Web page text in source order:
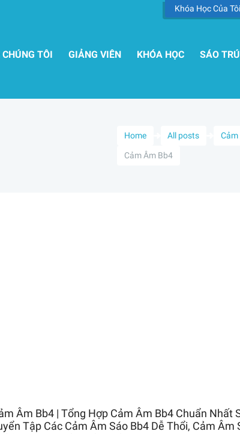
Khóa Học Của Tôi
CHÚNG TÔI GIẢNG VIÊN KHÓA HỌC SÁO
Home All posts Cảm
Cảm Âm Bb4
Âm Bb4 | Tổng Hợp Cảm Âm Bb4 Chuẩn Nhất
Tập Các Cảm Âm Sáo Bb4 Dễ Thổi, Cảm